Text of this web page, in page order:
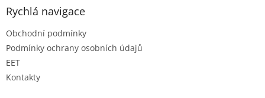
Rychlá navigace
Obchodní podmínky
Podmínky ochrany osobních údajů
EET
Kontakty